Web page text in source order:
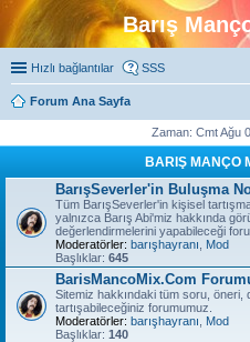
Barış
Hızlı bağlantılar SSS
Forum Ana Sayfa
Zaman: Cmt Ağu
BARIŞ MANÇO
BarışSeverler'in Buluşma
Tüm BarışSeverler'in kişisel
yalnızca Barış Abi'miz hakkında
değerlendirmelerini yapabileceği
Moderatörler: barışhayranı
Mod
Başlıklar: 645
BarisMancoMix.Com
Sitemiz hakkındaki tüm soru,
tartışabileceğiniz forumumuz.
Moderatörler: barışhayranı
Mod
Başlıklar: 140